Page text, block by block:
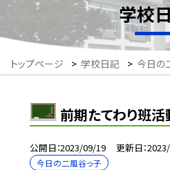
学校
トップページ > 学校日記 > 今日の
前期たてわり班
公開日 2023/09/19 更新日
今日の二風谷っ子